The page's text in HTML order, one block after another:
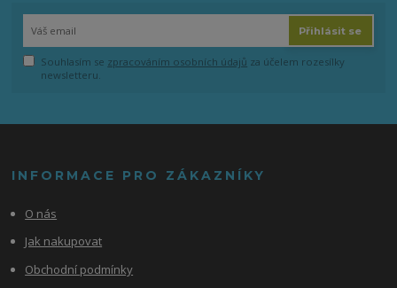
Přihlásit se
Souhlasím se zpracováním osobních údajů za účelem rozesílky
newsletteru.
INFORMACE PRO ZÁKAZNÍKY
O nás
Jak nakupovat
Obchodní podmínky